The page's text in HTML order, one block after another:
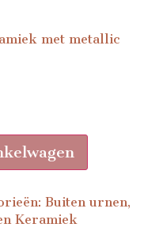
met metallic
Buiten urnen,
Keramiek